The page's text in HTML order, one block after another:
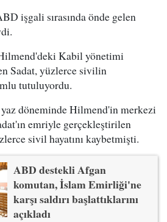
işgali sırasında önde gelen
Kabil yönetimi
Sadat, yüzlerce sivilin
tutuluyordu.
döneminde Hilmend'in merkezi
emriyle gerçekleştirilen
sivil hayatını kaybetmişti.
ABD destekli Afgan
komutan, İslam Emirliği'ne
karşı saldırı başlattıklarını
açıkladı